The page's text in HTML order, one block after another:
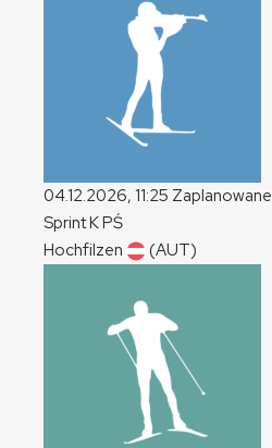
04.12.2026, 11:25 Zaplanowane
SprintKPŚ
Hochfilzen
(AUT)